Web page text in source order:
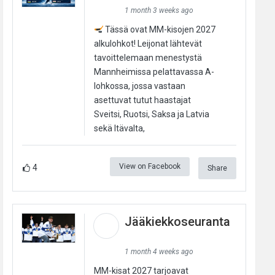
1 month 3 weeks ago
Tässä ovat MM-kisojen 2027
alkulohkot! Leijonat lähtevät
tavoittelemaan menestystä
Mannheimissa pelattavassa A-
lohkossa, jossa vastaan
asettuvat tutut haastajat
Sveitsi, Ruotsi, Saksa ja Latvia
sekä Itävalta,
4 View on Facebook Share
Jääkiekkoseuranta
1 month 4 weeks ago
MM-kisat 2027 tarjoavat